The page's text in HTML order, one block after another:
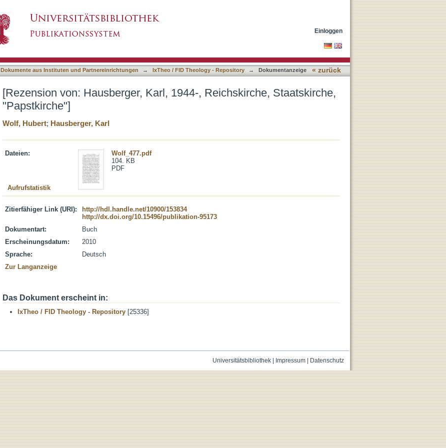
Einloggen
Dokumente aus Instituten und Partnereinrichtungen → IxTheo / FID Theology - Repository → Dokumentanzeige « zurück
[Rezension von: Hausberger, Karl, 1944-, Reichskirche, Staatskirche,
"Papstkirche"]
Wolf, Hubert; Hausberger, Karl
Dateien:
Wolf_477.pdf
104. KB
PDF
Aufrufstatistik
Zitierfähiger Link (URI):
http://hdl.handle.net/10900/153834
http://dx.doi.org/10.15496/publikation-95173
Dokumentart:
Buch
Erscheinungsdatum:
2010
Sprache:
Deutsch
Zur Langanzeige
Das Dokument erscheint in:
IxTheo / FID Theology - Repository [25336]
Universitätsbibliothek| Impressum| Datenschutz